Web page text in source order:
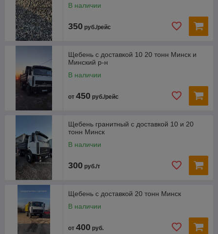
Мы предлагаем все виды щебня по самым низким ценам с
возможностью доставки.
В наличии
350 руб./рейс
Щебень с доставкой 10 20 тонн Минск и
Минский р-н
В наличии
от 450 руб./рейс
Щебень гранитный с доставкой 10 и 20
тонн Минск
В наличии
300 руб./т
Щебень с доставкой 20 тонн Минск
В наличии
от 400 руб.